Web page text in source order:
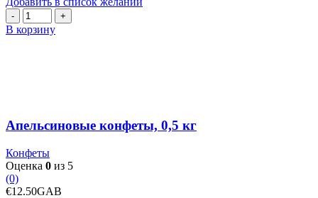
Количество
товара
Апельсиновые
В корзину
Апельсиновые конфеты, 0,5 кг
Конфеты
Оценка 0 из 5
(0)
€12.50GAB